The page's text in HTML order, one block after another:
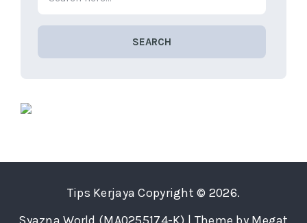
SEARCH
Tips Kerjaya Copyright © 2026.